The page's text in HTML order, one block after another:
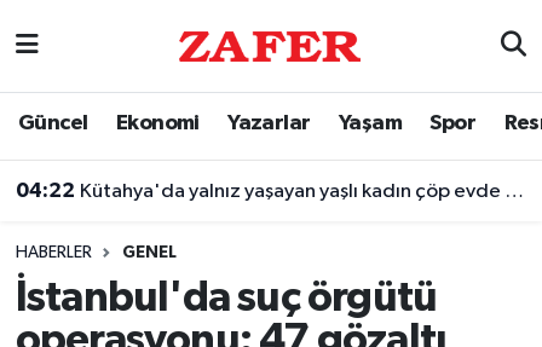
Güncel Ekonomi Yazarlar Yaşam Spor
04:22 Kütahya'da yalnız yaşayan yaşlı kadın çöp evde hareketsiz bulundu
HABERLER GENEL
İstanbul'da suç örgütü
Nöbetçi Eczaneler
Trafik Durumu
Süper Lig Puan Durumu ve Fikstür